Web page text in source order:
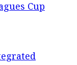
Cup